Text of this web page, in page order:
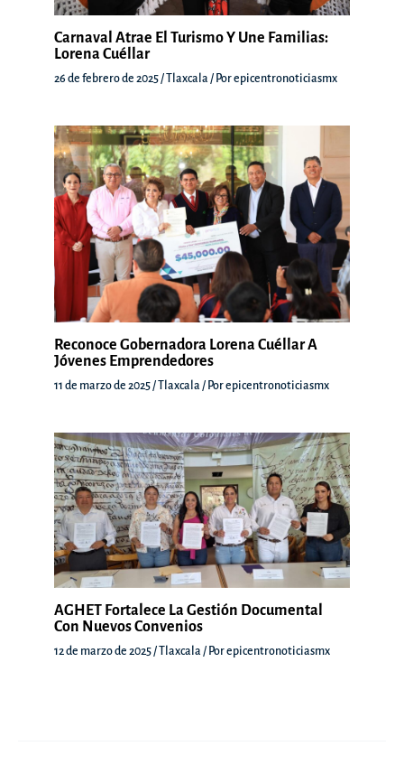
Carnaval Atrae El Turismo Y Une Familias:
Lorena Cuéllar
26 de febrero de 2025 /Tlaxcala / Porepicentronoticiasmx
Reconoce Gobernadora Lorena Cuéllar A
Jóvenes Emprendedores
11 de marzo de 2025/ Tlaxcala / Porepicentronoticiasmx
AGHET Fortalece La Gestión Documental
Con Nuevos Convenios
12 de marzo de 2025/ Tlaxcala / Porepicentronoticiasmx